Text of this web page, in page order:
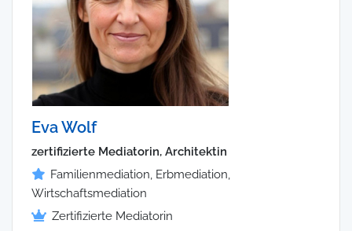
Eva Wolf
zertifizierte Mediatorin, Architektin
Familienmediation, Erbmediation,
Wirtschaftsmediation
Zertifizierte Mediatorin